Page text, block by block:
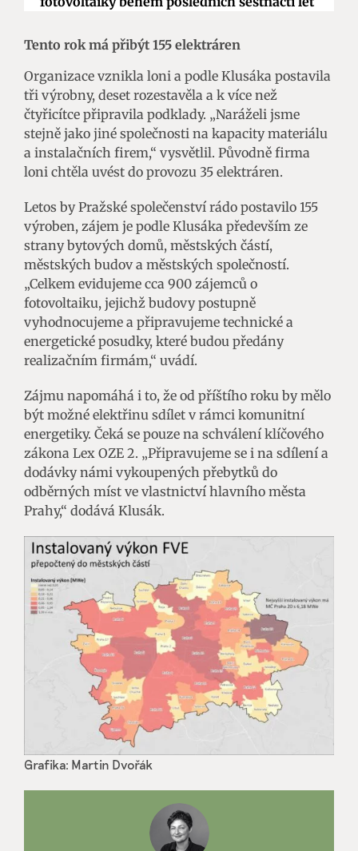
Tento rok má přibýt 155 elektráren
Organizace vznikla loni a podle Klusáka postavila
tři výrobny, deset rozestavěla a k více než
čtyřicítce připravila podklady. „Naráželi jsme
stejně jako jiné společnosti na kapacity materiálu
a instalačních firem,“ vysvětlil. Původně firma
loni chtěla uvést do provozu 35 elektráren.
Letos by Pražské společenství rádo postavilo 155
výroben, zájem je podle Klusáka především ze
strany bytových domů, městských částí,
městských budov a městských společností.
„Celkem evidujeme cca 900 zájemců o
fotovoltaiku, jejichž budovy postupně
vyhodnocujeme a připravujeme technické a
energetické posudky, které budou předány
realizačním firmám,“ uvádí.
Zájmu napomáhá i to, že od příštího roku by mělo
být možné elektřinu sdílet v rámci komunitní
energetiky. Čeká se pouze na schválení klíčového
zákona Lex OZE 2. „Připravujeme se i na sdílení a
dodávky námi vykoupených přebytků do
odběrných míst ve vlastnictví hlavního města
Prahy,“ dodává Klusák.
Grafika: Martin Dvořák